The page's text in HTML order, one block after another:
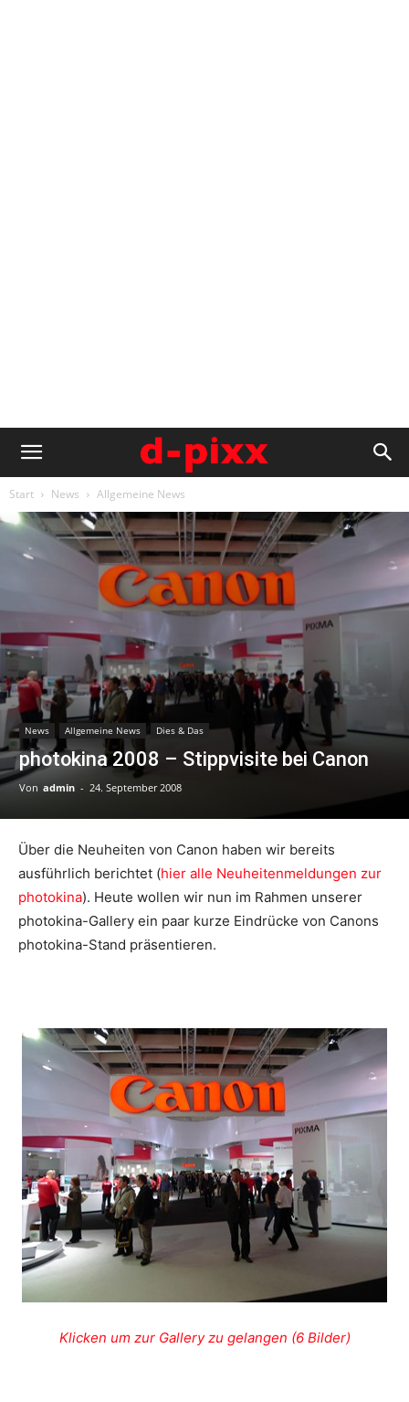
Start News Allgemeine News
News Allgemeine News Dies & Das
photokina 2008 – Stippvisite bei Canon
Von admin - 24. September 2008
Über die Neuheiten von Canon haben wir bereits
ausführlich berichtet (hier alle Neuheitenmeldungen zur
photokina). Heute wollen wir nun im Rahmen unserer
photokina-Gallery ein paar kurze Eindrücke von Canons
photokina-Stand präsentieren.
Klicken um zur Gallery zu gelangen (6 Bilder)